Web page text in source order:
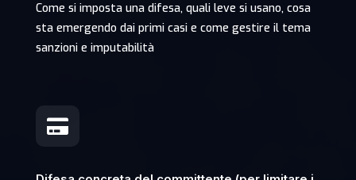
Come si imposta una difesa, quali leve si usano, cosa
sta emergendo dai primi casi e come gestire il tema
sanzioni e imputabilità
